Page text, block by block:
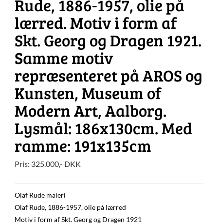
Rude, 1886-1957, olie på
lærred. Motiv i form af
Skt. Georg og Dragen 1921.
Samme motiv
repræsenteret på AROS og
Kunsten, Museum of
Modern Art, Aalborg.
Lysmål: 186x130cm. Med
ramme: 191x135cm
Pris: 325.000,- DKK
Olaf Rude maleri
Olaf Rude, 1886-1957, olie på lærred
Motiv i form af Skt. Georg og Dragen 1921